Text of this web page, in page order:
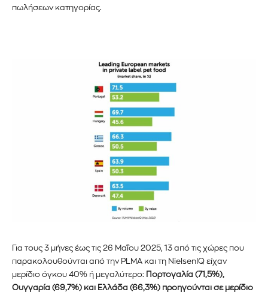
πωλήσεων κατηγορίας.
Για τους 3 μήνες έως τις 26 Μαΐου 2025, 13 από τις χώρες που
παρακολουθούνται από την PLMA και τη NielsenIQ είχαν
μερίδιο όγκου 40% ή μεγαλύτερο:
Πορτογαλία (71,5%),
Ουγγαρία (69,7%) και Ελλάδα (66,3%) προηγούνται σε μερίδιο